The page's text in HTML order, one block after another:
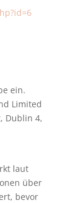
ein.
Limited
Dublin 4,
laut
über
bevor